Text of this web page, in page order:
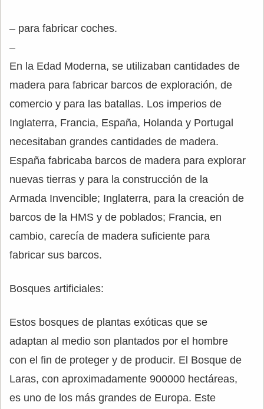
– para fabricar coches.
–
En la Edad Moderna, se utilizaban cantidades de
madera para fabricar barcos de exploración, de
comercio y para las batallas. Los imperios de
Inglaterra, Francia, España, Holanda y Portugal
necesitaban grandes cantidades de madera.
España fabricaba barcos de madera para explorar
nuevas tierras y para la construcción de la
Armada Invencible; Inglaterra, para la creación de
barcos de la HMS y de poblados; Francia, en
cambio, carecía de madera suficiente para
fabricar sus barcos.
Bosques artificiales:
Estos bosques de plantas exóticas que se
adaptan al medio son plantados por el hombre
con el fin de proteger y de producir. El Bosque de
Laras, con aproximadamente 900000 hectáreas,
es uno de los más grandes de Europa. Este